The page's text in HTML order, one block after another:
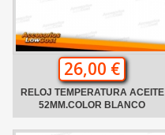
26,00 €
RELOJ TEMPERATURA ACEITE
52MM.COLOR BLANCO